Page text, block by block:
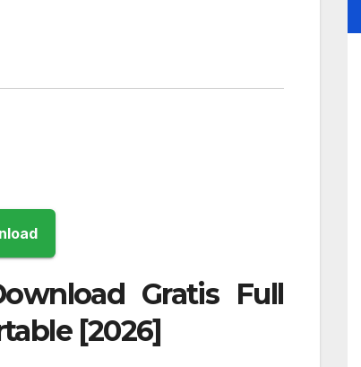
Download
Gratis Full
[2026]